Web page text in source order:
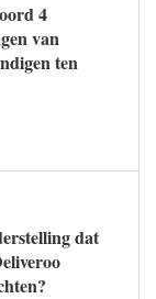
4
van
ten
dat